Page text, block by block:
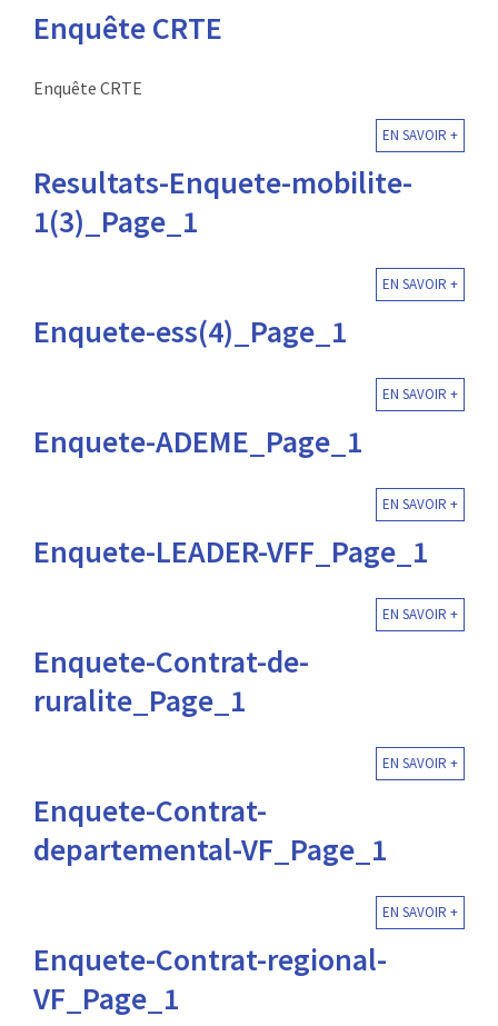
Enquête CRTE
Enquête CRTE
EN SAVOIR +
Resultats-Enquete-mobilite-
1(3)_Page_1
EN SAVOIR +
Enquete-ess(4)_Page_1
EN SAVOIR +
Enquete-ADEME_Page_1
EN SAVOIR +
Enquete-LEADER-VFF_Page_1
EN SAVOIR +
Enquete-Contrat-de-
ruralite_Page_1
EN SAVOIR +
Enquete-Contrat-
departemental-VF_Page_1
EN SAVOIR +
Enquete-Contrat-regional-
VF_Page_1